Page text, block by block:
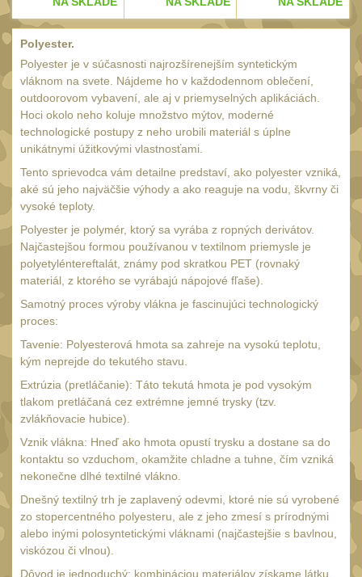
34mm31
Montáže pre kolimátory
27
Ostatní 13
Montáže na hlaveň
Montáže pro svítilny18
Pre AK 11
Ostatní14
Pažby 51
Raily, lišty, krytky66
Přední rukojeti
Zadní rukojeti20
Mechanická mířidla
Dvojnožky39
Dvojnožky na hlaveň
Dvojnožky pro picatinny
25
Dvojnožky pro M-LOK 9
Dvojnožky pro Keymod
Polyester.
Polyester je v súčasnosti najrozšírenejším syntetickým
vláknom na svete. Nájdeme ho v každodennom oblečení,
outdoorovom vybavení, ale aj v priemyselných aplikáciách.
Hoci okolo neho koluje množstvo mýtov, moderné
technologické postupy z neho urobili materiál s úplne
unikátnymi úžitkovými vlastnosťami.
Tento sprievodca vám detailne predstaví, ako polyester vzniká,
aké sú jeho najväčšie výhody a ako reaguje na vodu, škvrny či
vysoké teploty.
Polyester je polymér, ktorý sa vyrába z ropných derivátov.
Najčastejšou formou používanou v textilnom priemysle je
polyetyléntereftalát, známy pod skratkou PET (rovnaký
materiál, z ktorého se vyrábajú nápojové fľaše).
Samotný proces výroby vlákna je fascinujúci technologický
proces:
Tavenie: Polyesterová hmota sa zahreje na vysokú teplotu,
kým neprejde do tekutého stavu.
Extrúzia (pretláčanie): Táto tekutá hmota je pod vysokým
tlakom pretláčaná cez extrémne jemné trysky (tzv.
zvlákňovacie hubice).
Vznik vlákna: Hneď ako hmota opustí trysku a dostane sa do
kontaktu so vzduchom, okamžite chladne a tuhne, čím vzniká
nekonečne dlhé textilné vlákno.
Dnešný textilný trh je zaplavený odevmi, ktoré nie sú vyrobené
zo stopercentného polyesteru, ale z jeho zmesí s prírodnými
alebo inými polosyntetickými vláknami (najčastejšie s bavlnou,
viskózou či vlnou).
Dôvod je jednoduchý: kombináciou materiálov získame látku,